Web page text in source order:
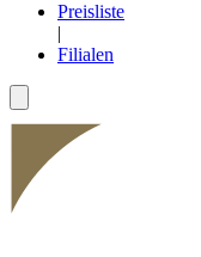
Preisliste
|
Filialen